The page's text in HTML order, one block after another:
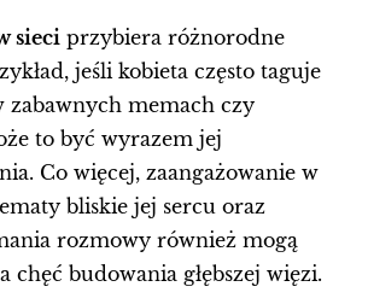
sieci przybiera różnorodne
jeśli kobieta często taguje
zabawnych memach czy
to być wyrazem jej
Co więcej, zaangażowanie w
bliskie jej sercu oraz
rozmowy również mogą
chęć budowania głębszej więzi.